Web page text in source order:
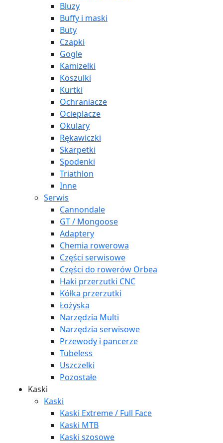
Bluzy
Buffy i maski
Buty
Czapki
Gogle
Kamizelki
Koszulki
Kurtki
Ochraniacze
Ocieplacze
Okulary
Rękawiczki
Skarpetki
Spodenki
Triathlon
Inne
Serwis
Cannondale
GT / Mongoose
Adaptery
Chemia rowerowa
Części serwisowe
Części do rowerów Orbea
Haki przerzutki CNC
Kółka przerzutki
Łożyska
Narzędzia Multi
Narzędzia serwisowe
Przewody i pancerze
Tubeless
Uszczelki
Pozostałe
Kaski
Kaski
Kaski Extreme / Full Face
Kaski MTB
Kaski szosowe